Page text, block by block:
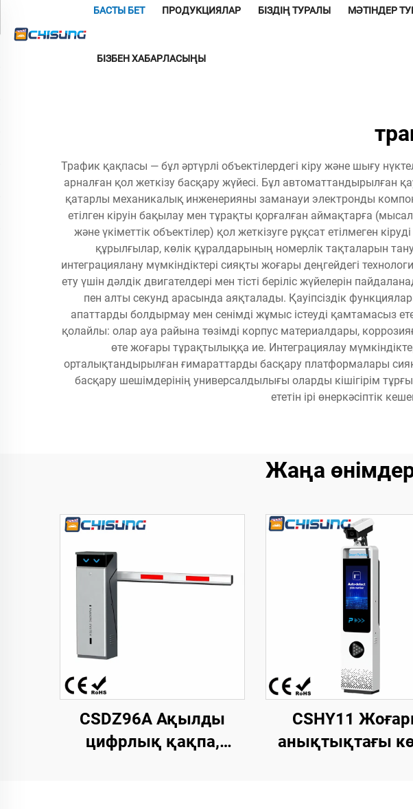
БАСТЫ БЕТ ПРОДУКЦИЯЛАР БІЗДІҢ ТУРАЛЫ МӘТІНДЕР
БІЗБЕН ХАБАРЛАСЫҢЫ
Трафик қақпасы — бұл әртүрлі объектілердегі кіру және шығу
арналған қол жеткізу басқару жүйесі. Бұл автоматтандырылған
қатарлы механикалық инженерияны заманауи электронды
етілген кіруін бақылау мен тұрақты қорғалған аймақтарға
және үкіметтік объектілер) қол жеткізуге рұқсат етілмеген
құрылғылар, көлік құралдарының номерлік тақталарын
интеграциялану мүмкіндіктері сияқты жоғары деңгейдегі
ету үшін дәлдік двигателдері мен тісті беріліс жүйелерін
пен алты секунд арасында аяқталады. Қауіпсіздік
апаттарды болдырмау мен сенімді жұмыс істеуді қамтамасыз
қолайлы: олар ауа райына төзімді корпус материалдары,
өте жоғары тұрақтылыққа ие. Интеграциялау
орталықтандырылған ғимараттарды басқару платформалары
басқару шешімдерінің универсалдылығы оларды кішігірім
ететін ірі өнеркәсіптік
Жаңа
CSDZ96A Ақылды
цифрлық қақпа,
CSHY11
анықтықтағы